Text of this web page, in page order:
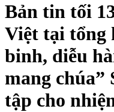
Bản tin tối
Việt tại tổng
binh, diễu
mang chúa”
tập cho